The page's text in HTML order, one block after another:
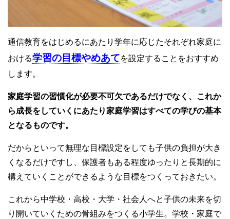
通信教育をはじめるにあたり学年に応じたそれぞれ家庭に
おける学習の目標やめあてを設定することをおすすめ
します。
家庭学習の習慣化が必要不可欠であるだけでなく、これか
ら成長をしていくにあたり家庭学習はすべての学びの基本
となるものです。
だからといって無理な目標設定をしても子供の負担が大き
くなるだけですし、保護者もある程度ゆったりと長期的に
構えていくことができるような目標をつくっておきたい。
これから中学校・高校・大学・社会人へと子供の未来を切
り開いていくための骨組みをつくる小学生。学校・家庭で